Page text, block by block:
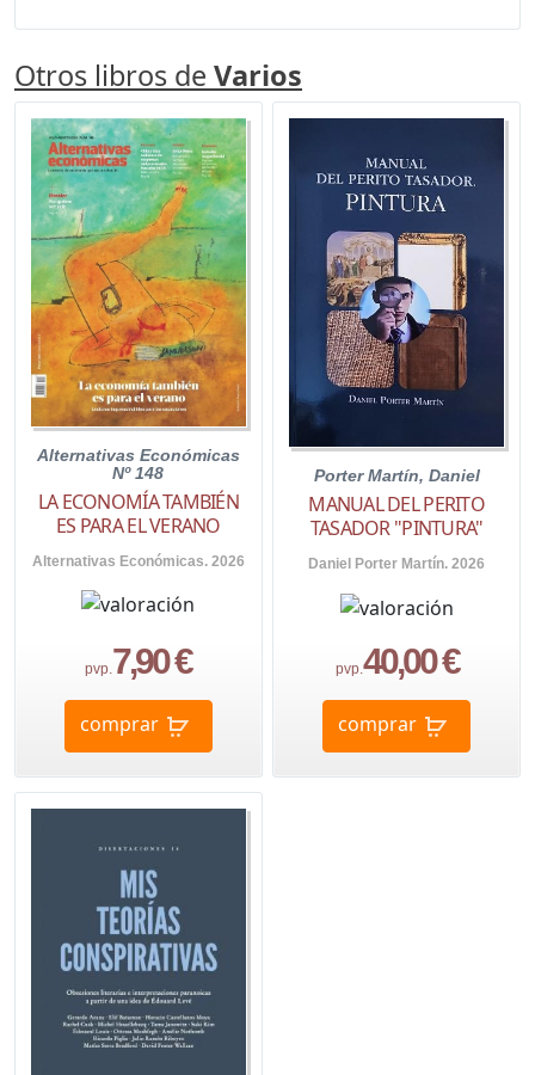
Otros libros de Varios
Alternativas Económicas
Nº 148
LA ECONOMÍA TAMBIÉN
ES PARA EL VERANO
Alternativas Económicas. 2026
pvp.7,90 €
comprar
Porter Martín, Daniel
MANUAL DEL PERITO
TASADOR "PINTURA"
Daniel Porter Martín. 2026
pvp.40,00 €
comprar